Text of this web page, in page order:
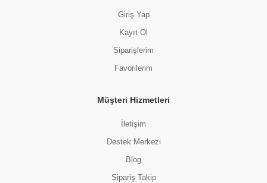
Giriş Yap
Kayıt Ol
Siparişlerim
Favorilerim
Müşteri Hizmetleri
İletişim
Destek Merkezi
Blog
Sipariş Takip